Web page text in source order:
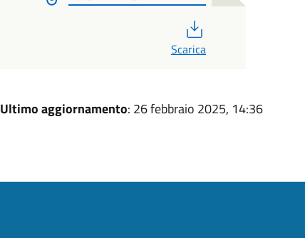
Scarica
Ultimo aggiornamento: 26 febbraio 2025, 14:36